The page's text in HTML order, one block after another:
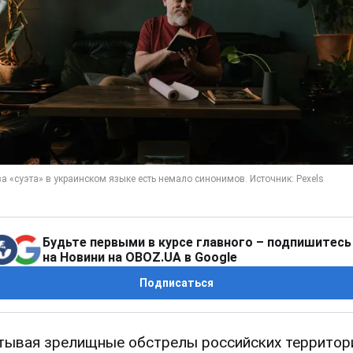
Будьте первыми в курсе главного – подпишитесь
на Новини на OBOZ.UA в Google
Подписаться
зрелищные обстрелы российских